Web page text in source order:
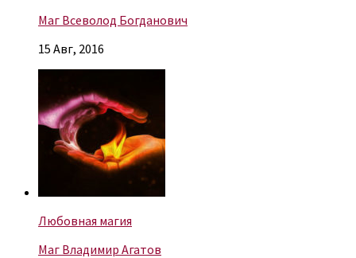
Маг Всеволод Богданович
15 Авг, 2016
Любовная магия
Маг Владимир Агатов